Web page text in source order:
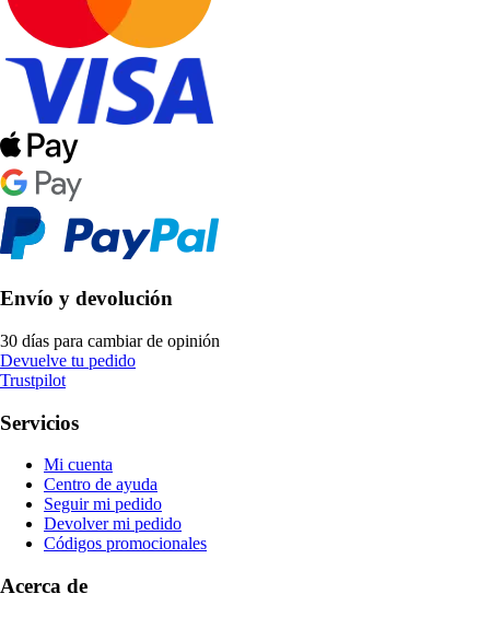
Envío y devolución
30 días para cambiar de opinión
Devuelve tu pedido
Trustpilot
Servicios
Mi cuenta
Centro de ayuda
Seguir mi pedido
Devolver mi pedido
Códigos promocionales
Acerca de